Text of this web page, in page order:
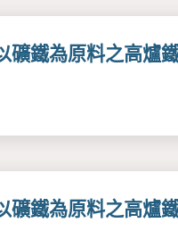
礦鐵為原料之高爐
礦鐵為原料之高爐